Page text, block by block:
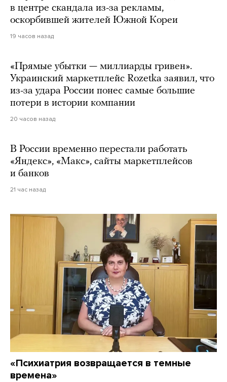
в центре скандала из-за рекламы,
оскорбившей жителей Южной Кореи
19 часов назад
«Прямые убытки — миллиарды гривен».
Украинский маркетплейс Rozetka заявил, что
из-за удара России понес самые большие
потери в истории компании
20 часов назад
В России временно перестали работать
«Яндекс», «Макс», сайты маркетплейсов
и банков
21 час назад
«Психиатрия возвращается в темные
времена»